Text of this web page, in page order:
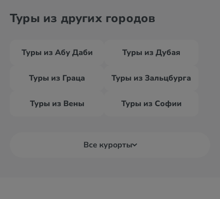
Туры из других городов
Туры из Абу Даби Туры из Дубая
Туры из Граца Туры из Зальцбурга
Туры из Вены Туры из Софии
Все курорты